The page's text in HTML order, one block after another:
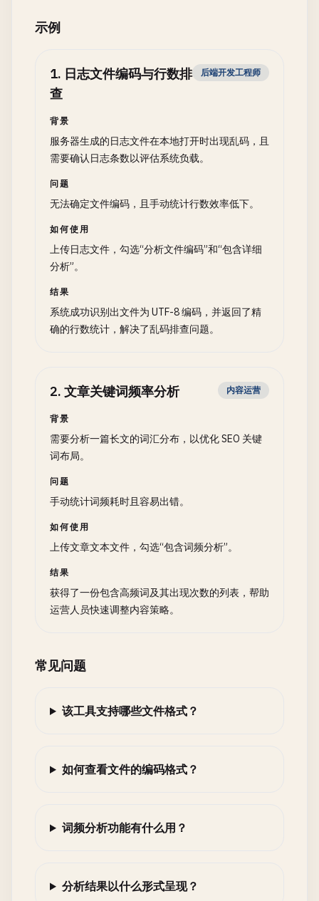
示例
1. 日志文件编码与行数排
查
后端开发工程师
背景
服务器生成的日志文件在本地打开时出现乱码，且
需要确认日志条数以评估系统负载。
问题
无法确定文件编码，且手动统计行数效率低下。
如何使用
上传日志文件，勾选“分析文件编码”和“包含详细
分析”。
结果
系统成功识别出文件为 UTF-8 编码，并返回了精
确的行数统计，解决了乱码排查问题。
2. 文章关键词频率分析 内容运营
背景
需要分析一篇长文的词汇分布，以优化 SEO 关键
词布局。
问题
手动统计词频耗时且容易出错。
如何使用
上传文章文本文件，勾选“包含词频分析”。
结果
获得了一份包含高频词及其出现次数的列表，帮助
运营人员快速调整内容策略。
常见问题
该工具支持哪些文件格式？
如何查看文件的编码格式？
词频分析功能有什么用？
分析结果以什么形式呈现？